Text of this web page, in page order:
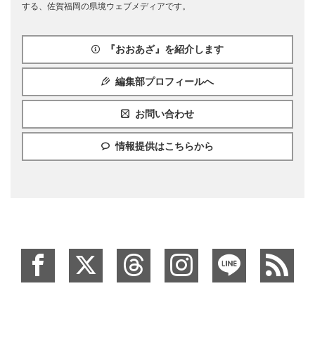
する、佐賀福岡の県境ウェブメディアです。
『おおあざ』を紹介します
編集部プロフィールへ
お問い合わせ
情報提供はこちらから